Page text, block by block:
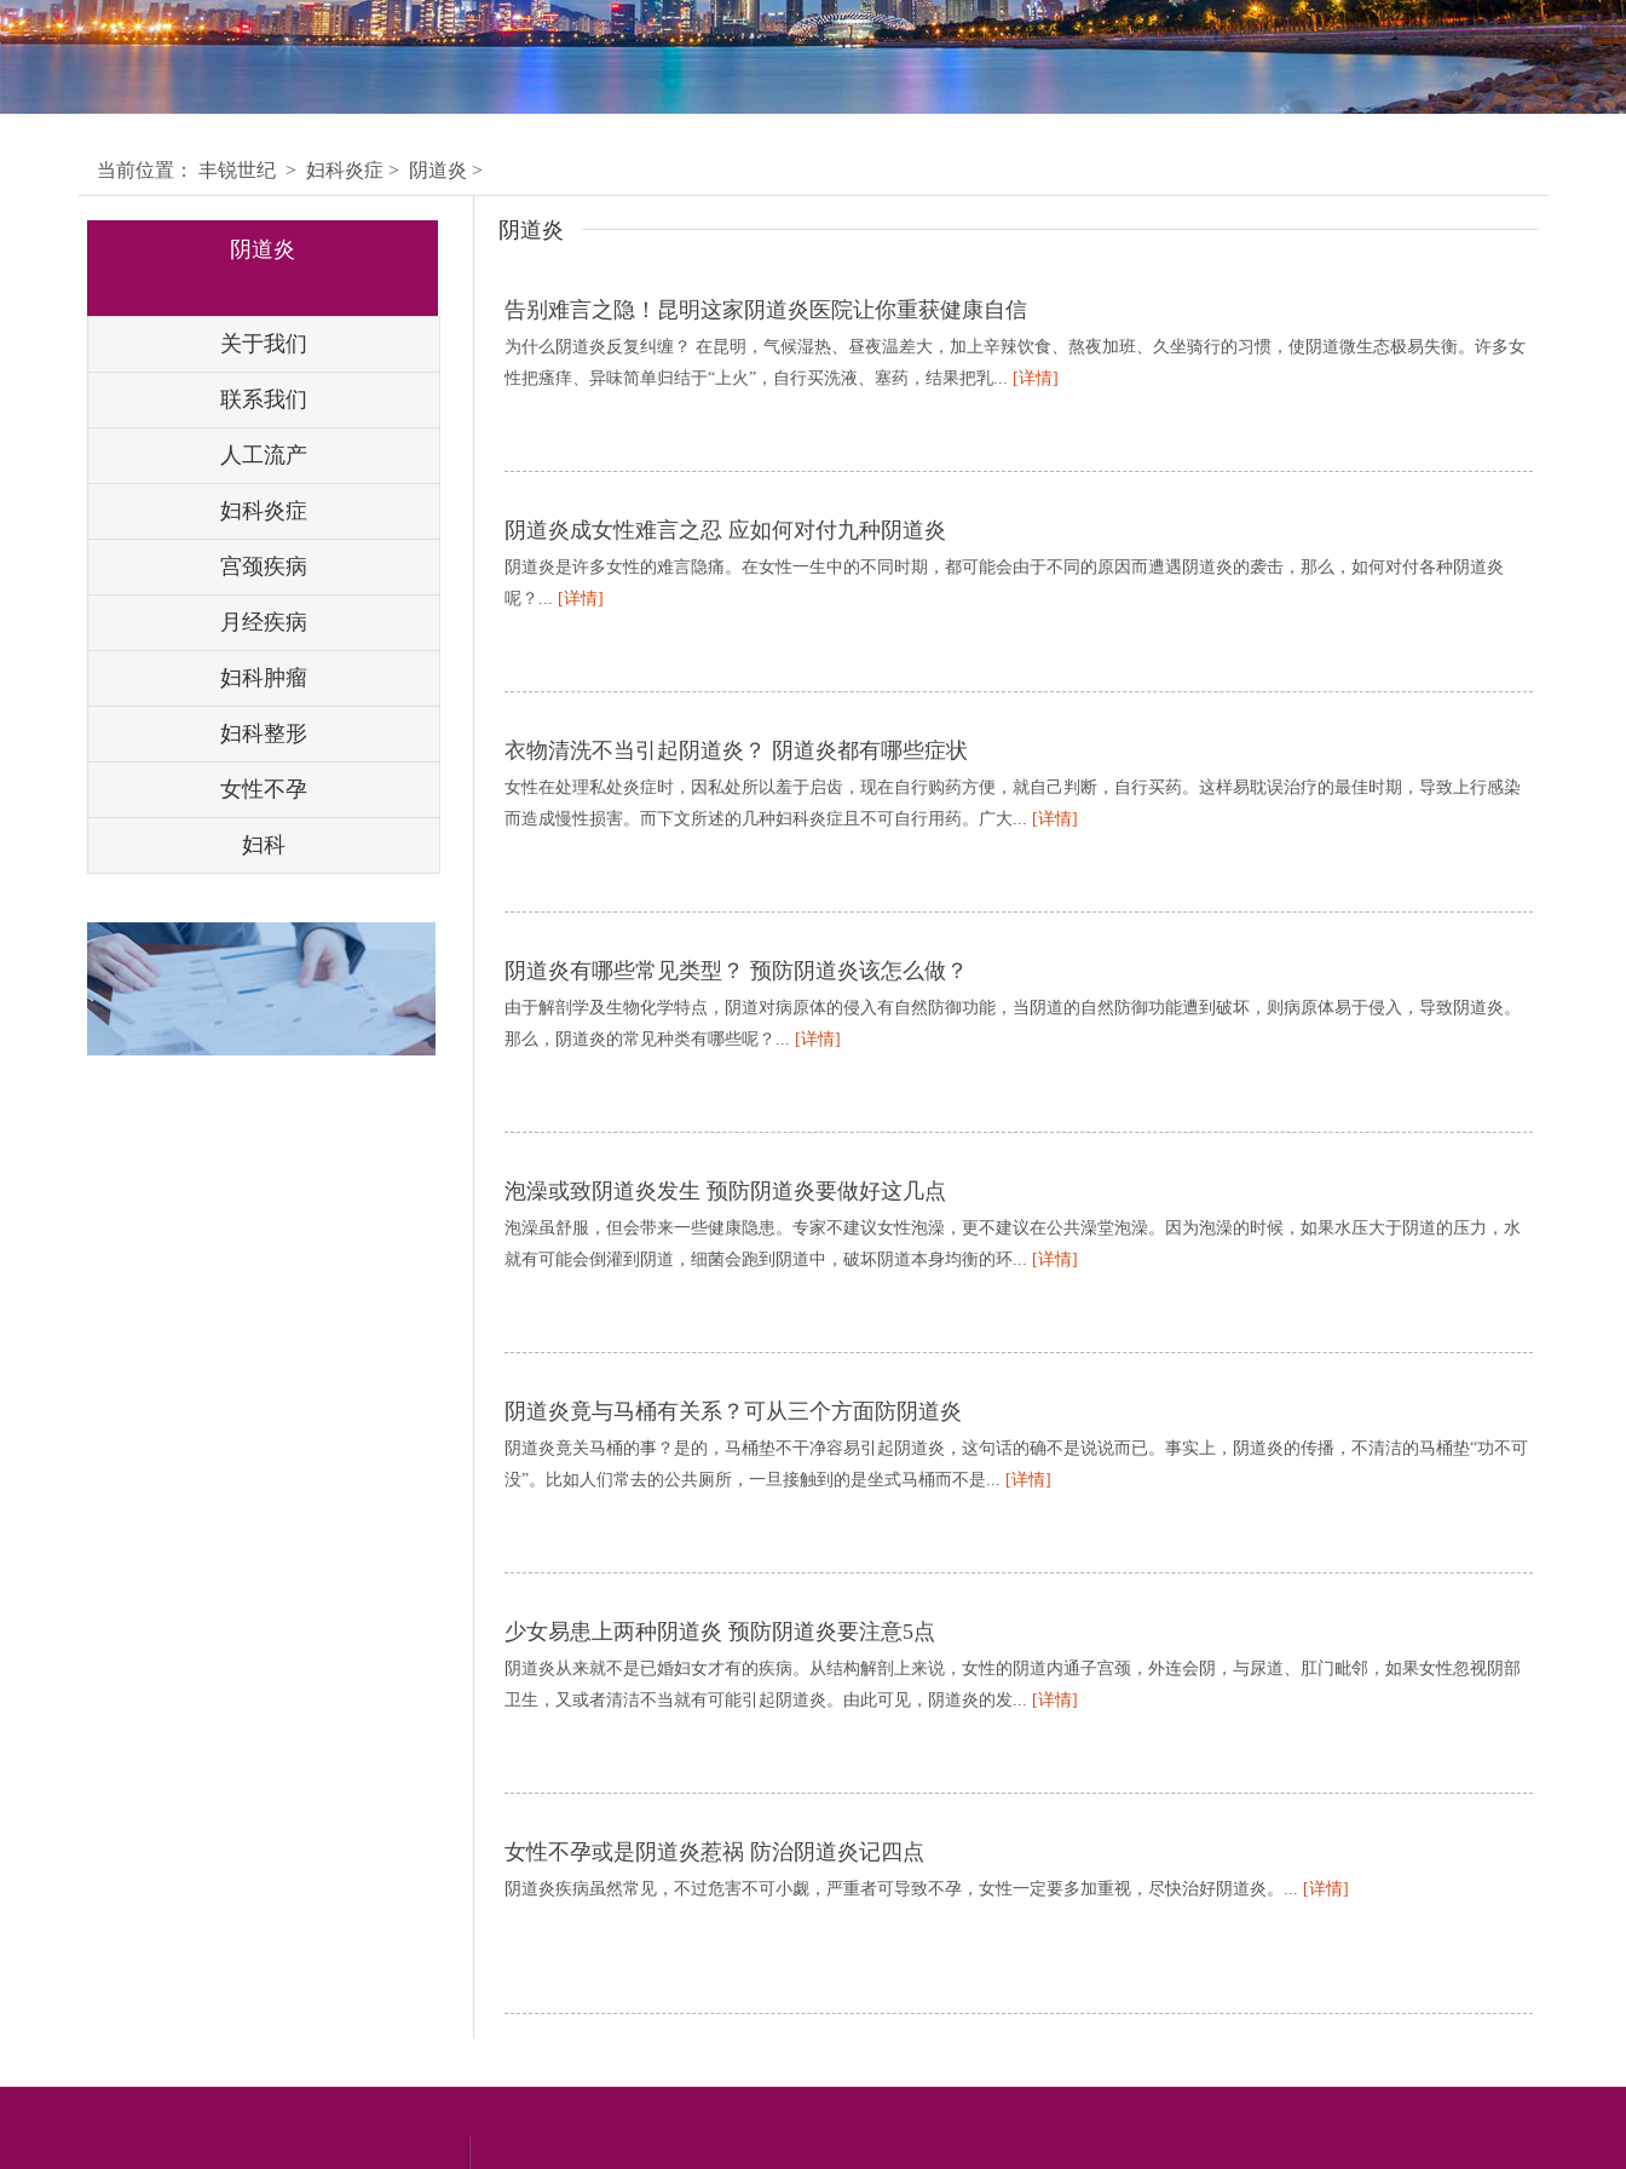
当前位置： 丰锐世纪 > 妇科炎症 > 阴道炎 >
阴道炎
关于我们
联系我们
人工流产
妇科炎症
宫颈疾病
月经疾病
妇科肿瘤
妇科整形
女性不孕
妇科
阴道炎
告别难言之隐！昆明这家阴道炎医院让你重获健康自信
为什么阴道炎反复纠缠？ 在昆明，气候湿热、昼夜温差大，加上辛辣饮食、熬夜加班、久坐骑行的习惯，使阴道微生态极易失衡。许多女
性把瘙痒、异味简单归结于“上火”，自行买洗液、塞药，结果把乳... [详情]
阴道炎成女性难言之忍 应如何对付九种阴道炎
阴道炎是许多女性的难言隐痛。在女性一生中的不同时期，都可能会由于不同的原因而遭遇阴道炎的袭击，那么，如何对付各种阴道炎
呢？... [详情]
衣物清洗不当引起阴道炎？ 阴道炎都有哪些症状
女性在处理私处炎症时，因私处所以羞于启齿，现在自行购药方便，就自己判断，自行买药。这样易耽误治疗的最佳时期，导致上行感染
而造成慢性损害。而下文所述的几种妇科炎症且不可自行用药。广大... [详情]
阴道炎有哪些常见类型？ 预防阴道炎该怎么做？
由于解剖学及生物化学特点，阴道对病原体的侵入有自然防御功能，当阴道的自然防御功能遭到破坏，则病原体易于侵入，导致阴道炎。
那么，阴道炎的常见种类有哪些呢？... [详情]
泡澡或致阴道炎发生 预防阴道炎要做好这几点
泡澡虽舒服，但会带来一些健康隐患。专家不建议女性泡澡，更不建议在公共澡堂泡澡。因为泡澡的时候，如果水压大于阴道的压力，水
就有可能会倒灌到阴道，细菌会跑到阴道中，破坏阴道本身均衡的环... [详情]
阴道炎竟与马桶有关系？可从三个方面防阴道炎
阴道炎竟关马桶的事？是的，马桶垫不干净容易引起阴道炎，这句话的确不是说说而已。事实上，阴道炎的传播，不清洁的马桶垫“功不可
没”。比如人们常去的公共厕所，一旦接触到的是坐式马桶而不是... [详情]
少女易患上两种阴道炎 预防阴道炎要注意5点
阴道炎从来就不是已婚妇女才有的疾病。从结构解剖上来说，女性的阴道内通子宫颈，外连会阴，与尿道、肛门毗邻，如果女性忽视阴部
卫生，又或者清洁不当就有可能引起阴道炎。由此可见，阴道炎的发... [详情]
女性不孕或是阴道炎惹祸 防治阴道炎记四点
阴道炎疾病虽然常见，不过危害不可小觑，严重者可导致不孕，女性一定要多加重视，尽快治好阴道炎。... [详情]